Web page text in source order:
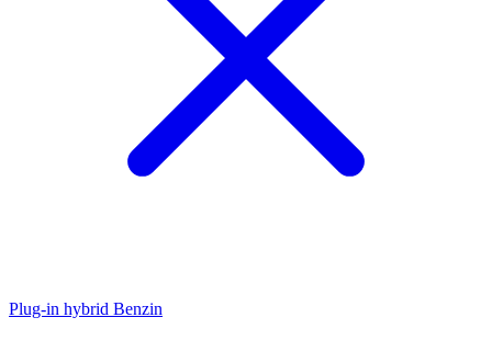
Plug-in hybrid Benzin